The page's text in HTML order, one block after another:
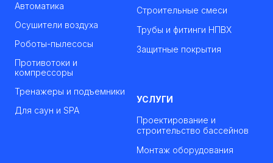
Автоматика
Осушители воздуха
Роботы-пылесосы
Противотоки и
компрессоры
Тренажеры и подъемники
Для саун и SPA
Строительные смеси
Трубы и фитинги НПВХ
Защитные покрытия
УСЛУГИ
Проектирование и
строительство бассейнов
Монтаж оборудования